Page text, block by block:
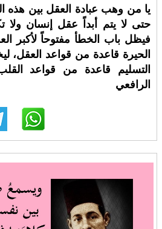
يا من وهب عبادة العقل بين هذه
حتى لا يتم أبداً عقل إنسان ولا
فيظل باب الخطأ مفتوحاً لأكبر
الحيرة قاعدة من قواعد العقل،
التسليم قاعدة من قواعد
الرافعي